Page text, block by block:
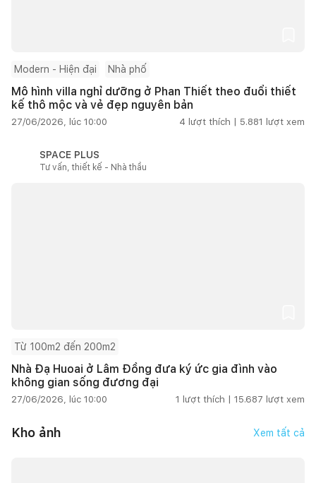
Modern - Hiện đại Nhà phố
Mô hình villa nghỉ dưỡng ở Phan Thiết theo đuổi thiết
kế thô mộc và vẻ đẹp nguyên bản
27/06/2026, lúc 10:00 4 lượt thích | 5.881 lượt xem
SPACE PLUS
Tư vấn, thiết kế - Nhà thầu
Từ 100m2 đến 200m2
Nhà Đạ Huoai ở Lâm Đồng đưa ký ức gia đình vào
không gian sống đương đại
27/06/2026, lúc 10:00 1 lượt thích | 15.687 lượt xem
Kho ảnh Xem tất cả